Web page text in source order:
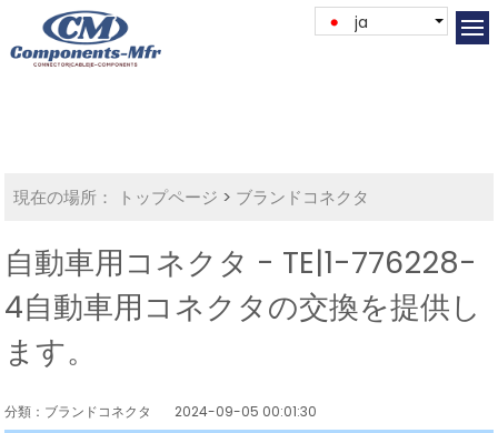
ja
現在の場所： トップページ > ブランドコネクタ
自動車用コネクタ - TE|1-776228-
4自動車用コネクタの交換を提供し
ます。
分類：ブランドコネクタ 2024-09-05 00:01:30